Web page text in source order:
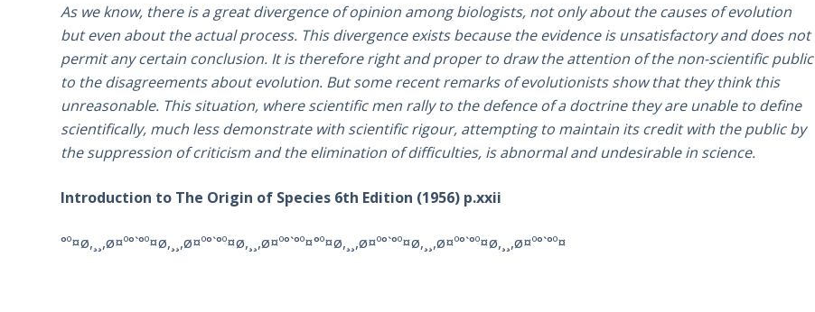
As we know, there is a great divergence of opinion among biologists, not only about the causes of evolution
but even about the actual process. This divergence exists because the evidence is unsatisfactory and does not
permit any certain conclusion. It is therefore right and proper to draw the attention of the non-scientific public
to the disagreements about evolution. But some recent remarks of evolutionists show that they think this
unreasonable. This situation, where scientific men rally to the defence of a doctrine they are unable to define
scientifically, much less demonstrate with scientific rigour, attempting to maintain its credit with the public by
the suppression of criticism and the elimination of difficulties, is abnormal and undesirable in science.
Introduction to The Origin of Species 6th Edition (1956) p.xxii
°º¤ø,¸¸,ø¤º°`°º¤ø,¸¸,ø¤º°`°º¤ø,¸¸,ø¤º°`°º¤°º¤ø,¸¸,ø¤º°`°º¤ø,¸¸,ø¤º°`°º¤ø,¸¸,ø¤º°`°º¤